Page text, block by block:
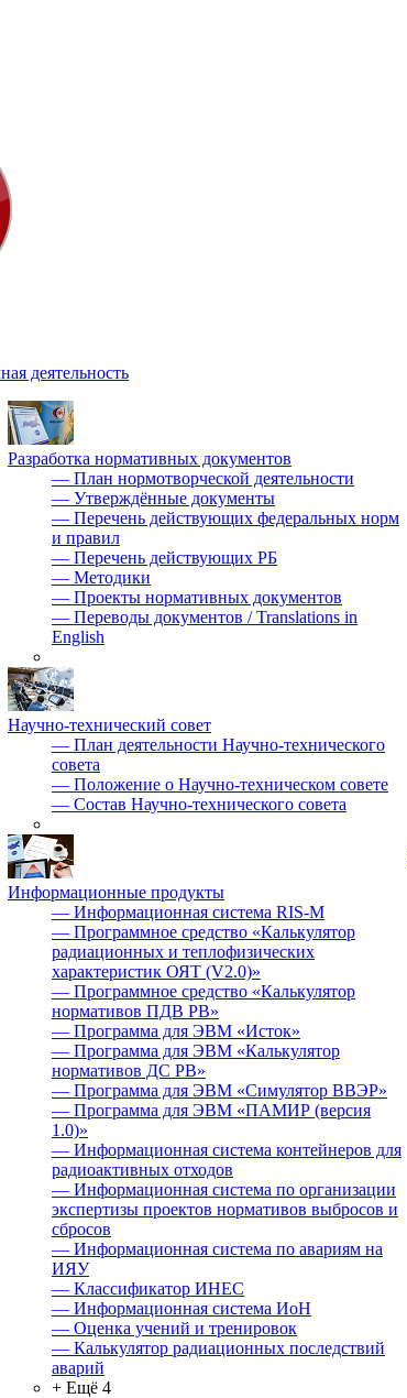
деятельность
Разработка нормативных документов
— План нормотворческой деятельности
— Утверждённые документы
— Перечень действующих федеральных норм
и правил
— Перечень действующих РБ
— Методики
— Проекты нормативных документов
— Переводы документов / Translations in
English
Научно-технический совет
— План деятельности Научно-технического
совета
— Положение о Научно-техническом совете
— Состав Научно-технического совета
Информационные продукты
— Информационная система RIS-M
— Программное средство «Калькулятор
радиационных и теплофизических
характеристик ОЯТ (V2.0)»
— Программное средство «Калькулятор
нормативов ПДВ РВ»
— Программа для ЭВМ «Исток»
— Программа для ЭВМ «Калькулятор
нормативов ДС РВ»
— Программа для ЭВМ «Симулятор ВВЭР»
— Программа для ЭВМ «ПАМИР (версия
1.0)»
— Информационная система контейнеров для
радиоактивных отходов
— Информационная система по организации
экспертизы проектов нормативов выбросов и
сбросов
— Информационная система по авариям на
ИЯУ
— Классификатор ИНЕС
— Информационная система ИоН
— Оценка учений и тренировок
— Калькулятор радиационных последствий
аварий
+ Ещё 4